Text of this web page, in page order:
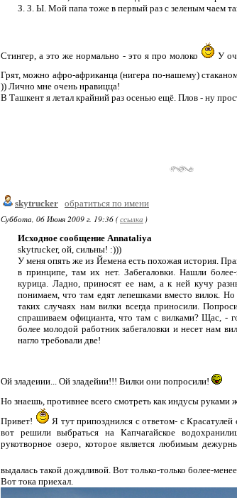
З. З. Ы. Мой папа тоже в первый раз с зеленым чаем
Стингер, а это же нормально - это я про молоко
У
Грят, можно афро-африканца (нигера по-нашему)
)) Лично мне очень нравицца!
В Ташкент я летал крайний раз осенью ещё. Плов - ну
skytrucker обратиться по имени
Суббота, 06 Июня 2009 г. 19:36 (ссылка )
Исходное сообщение Annataliya
skytrucker, ой, сильны! :)))
У меня опять же из Йемена есть похожая история.
в принципе, там их нет. Забегаловки. Нашли
курица. Ладно, приносят ее нам, а к ней кучу
понимаем, что там едят лепешками вместо вилок.
таких случаях нам вилки всегда приносили.
спрашиваем официанта, что там с вилками? Щас, -
более молодой работник забегаловки и несет нам
нагло требовали две!
Ой зладеиии... Ой зладейии!!! Вилки они попросили!
Но знаешь, противнее всего смотреть как индусы руками
Привет!
Я тут припозднился с ответом- с
вот решили выбраться на Капчагайское
рукотворное озеро, которое является любимым
выдалась такой дождливой. Вот только-только более-
Вот тока приехал.